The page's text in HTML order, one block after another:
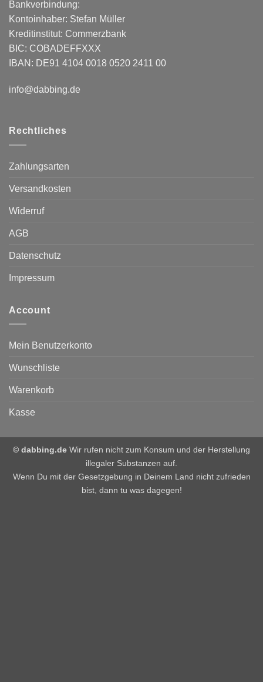
Bankverbindung:
Kontoinhaber: Stefan Müller
Kreditinstitut: Commerzbank
BIC: COBADEFFXXX
IBAN: DE91 4104 0018 0520 2411 00
info@dabbing.de
Rechtliches
Zahlungsarten
Versandkosten
Widerruf
AGB
Datenschutz
Impressum
Account
Mein Benutzerkonto
Wunschliste
Warenkorb
Kasse
© dabbing.de Wir rufen nicht zum Konsum und der Herstellung
illegaler Substanzen auf.
Wenn Du mit der Gesetzgebung in Deinem Land nicht zufrieden
bist, dann tu was dagegen!